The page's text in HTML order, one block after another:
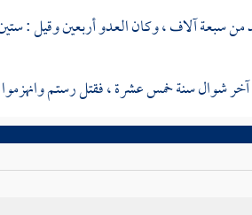
من سبعة آلاف ، وكان العدو أربعين وقيل :
في آخر شوال سنة خمس عشرة ، فقتلرستم